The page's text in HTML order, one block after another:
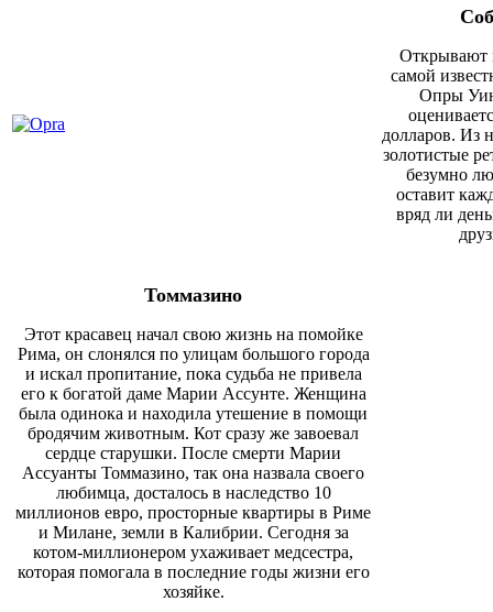
Открывают
самой
Опры
долларов. Из
золотистые
безумно
оставит
вряд ли
Томмазино
Этот красавец начал свою жизнь на помойке
Рима, он слонялся по улицам большого города
и искал пропитание, пока судьба не привела
его к богатой даме Марии Ассунте. Женщина
была одинока и находила утешение в помощи
бродячим животным. Кот сразу же завоевал
сердце старушки. После смерти Марии
Ассуанты Томмазино, так она назвала своего
любимца, досталось в наследство 10
миллионов евро, просторные квартиры в Риме
и Милане, земли в Калибрии. Сегодня за
котом-миллионером ухаживает медсестра,
которая помогала в последние годы жизни его
хозяйке.